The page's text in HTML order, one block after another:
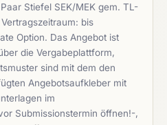
Stiefel SEK/MEK gem. TL-
bis
Option. Das Angebot ist
die Vergabeplattform,
sind mit dem den
Angebotsaufkleber mit
im
Submissionstermin öffnen!-,